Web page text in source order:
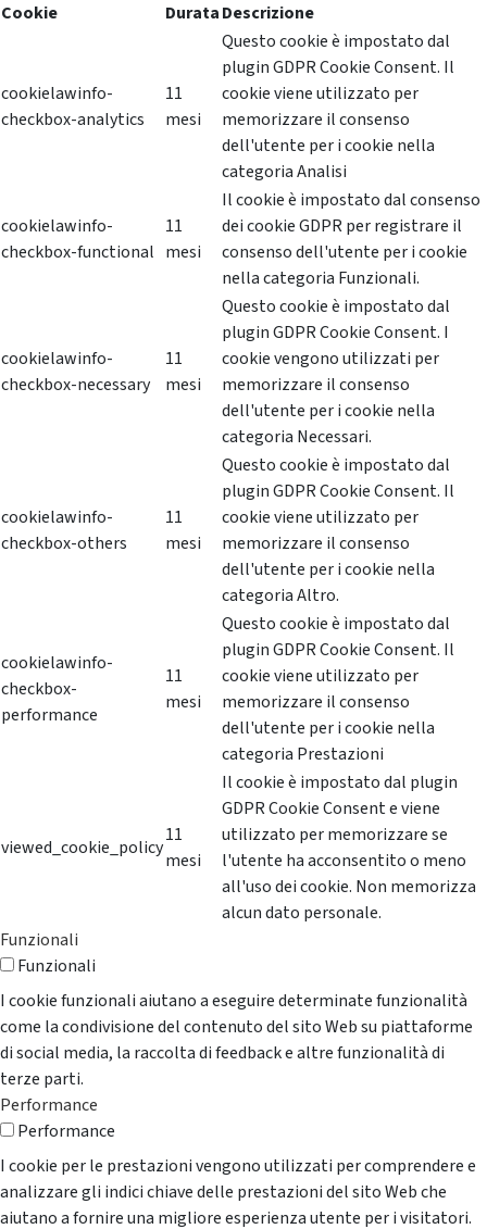
Cookie
DurataDescrizione
cookielawinfo-
checkbox-analytics
11
mesi
Questo cookie è impostato dal
plugin GDPR Cookie Consent. Il
cookie viene utilizzato per
memorizzare il consenso
dell'utente per i cookie nella
categoria Analisi
cookielawinfo-
checkbox-functional
11
mesi
Il cookie è impostato dal consenso
dei cookie GDPR per registrare il
consenso dell'utente per i cookie
nella categoria Funzionali.
cookielawinfo-
checkbox-necessary
11
mesi
Questo cookie è impostato dal
plugin GDPR Cookie Consent. I
cookie vengono utilizzati per
memorizzare il consenso
dell'utente per i cookie nella
categoria Necessari.
cookielawinfo-
checkbox-others
11
mesi
Questo cookie è impostato dal
plugin GDPR Cookie Consent. Il
cookie viene utilizzato per
memorizzare il consenso
dell'utente per i cookie nella
categoria Altro.
cookielawinfo-
checkbox-
performance
11
mesi
Questo cookie è impostato dal
plugin GDPR Cookie Consent. Il
cookie viene utilizzato per
memorizzare il consenso
dell'utente per i cookie nella
categoria Prestazioni
viewed_cookie_policy
11
mesi
Il cookie è impostato dal plugin
GDPR Cookie Consent e viene
utilizzato per memorizzare se
l'utente ha acconsentito o meno
all'uso dei cookie. Non memorizza
alcun dato personale.
Funzionali
Funzionali
I cookie funzionali aiutano a eseguire determinate funzionalità
come la condivisione del contenuto del sito Web su piattaforme
di social media, la raccolta di feedback e altre funzionalità di
terze parti.
Performance
Performance
I cookie per le prestazioni vengono utilizzati per comprendere e
analizzare gli indici chiave delle prestazioni del sito Web che
aiutano a fornire una migliore esperienza utente per i visitatori.